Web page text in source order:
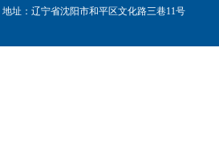
地址：辽宁省沈阳市和平区文化路三巷11号